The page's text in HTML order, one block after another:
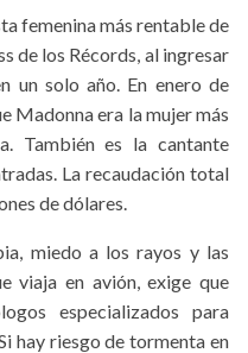
femenina más rentable de
de los Récords, al ingresar
un solo año. En enero de
Madonna era la mujer más
También es la cantante
La recaudación total
de dólares.
miedo a los rayos y las
viaja en avión, exige que
especializados para
hay riesgo de tormenta en